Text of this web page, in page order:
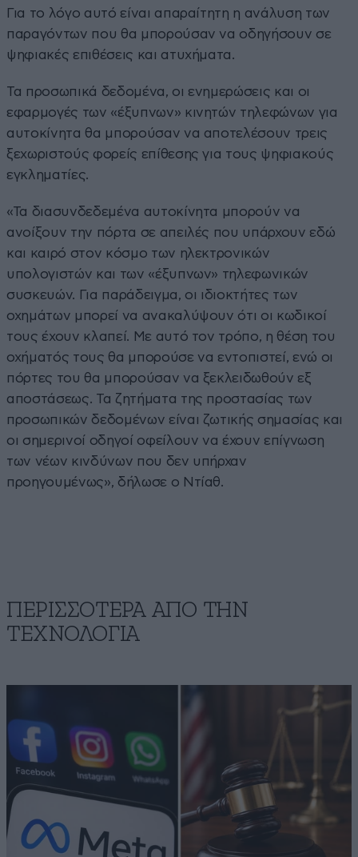
Για το λόγο αυτό είναι απαραίτητη η ανάλυση των
παραγόντων που θα μπορούσαν να οδηγήσουν σε
ψηφιακές επιθέσεις και ατυχήματα.
Τα προσωπικά δεδομένα, οι ενημερώσεις και οι
εφαρμογές των «έξυπνων» κινητών τηλεφώνων για
αυτοκίνητα θα μπορούσαν να αποτελέσουν τρεις
ξεχωριστούς φορείς επίθεσης για τους ψηφιακούς
εγκληματίες.
«Τα διασυνδεδεμένα αυτοκίνητα μπορούν να
ανοίξουν την πόρτα σε απειλές που υπάρχουν εδώ
και καιρό στον κόσμο των ηλεκτρονικών
υπολογιστών και των «έξυπνων» τηλεφωνικών
συσκευών. Για παράδειγμα, οι ιδιοκτήτες των
οχημάτων μπορεί να ανακαλύψουν ότι οι κωδικοί
τους έχουν κλαπεί. Με αυτό τον τρόπο, η θέση του
οχήματός τους θα μπορούσε να εντοπιστεί, ενώ οι
πόρτες του θα μπορούσαν να ξεκλειδωθούν εξ
αποστάσεως. Τα ζητήματα της προστασίας των
προσωπικών δεδομένων είναι ζωτικής σημασίας και
οι σημερινοί οδηγοί οφείλουν να έχουν επίγνωση
των νέων κινδύνων που δεν υπήρχαν
προηγουμένως», δήλωσε ο Ντίαθ.
ΠΕΡΙΣΣΟΤΕΡΑ ΑΠΟ ΤΗΝ
ΤΕΧΝΟΛΟΓΙΑ